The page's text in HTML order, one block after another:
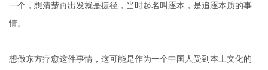
一个，想清楚再出发就是捷径，当时起名叫逐本，是追逐本质的事
情。
想做东方疗愈这件事情，这可能是作为一个中国人受到本土文化的